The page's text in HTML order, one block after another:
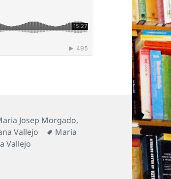
Josep Morgado,
Vallejo Etiquetes
Maria
Vallejo